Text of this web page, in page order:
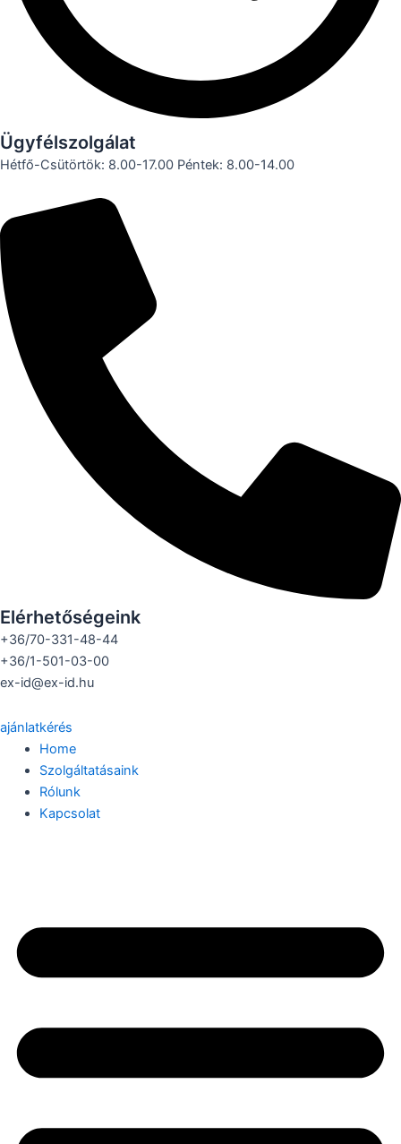
Ügyfélszolgálat
Hétfő-Csütörtök: 8.00-17.00 Péntek: 8.00-14.00
Elérhetőségeink
+36/70-331-48-44
+36/1-501-03-00
ex-id@ex-id.hu
ajánlatkérés
Home
Szolgáltatásaink
Rólunk
Kapcsolat